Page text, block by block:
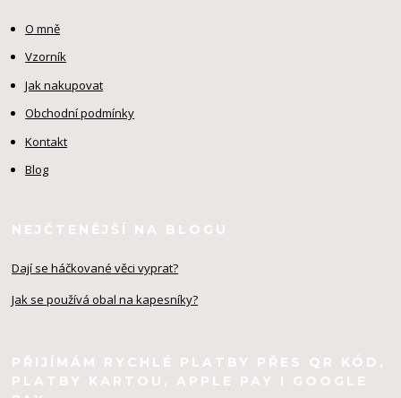
O mně
Vzorník
Jak nakupovat
Obchodní podmínky
Kontakt
Blog
NEJČTENĚJŠÍ NA BLOGU
Dají se háčkované věci vyprat?
Jak se používá obal na kapesníky?
PŘIJÍMÁM RYCHLÉ PLATBY PŘES QR KÓD,
PLATBY KARTOU, APPLE PAY I GOOGLE